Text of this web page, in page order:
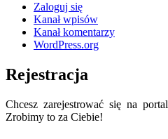
Zaloguj się
Kanał wpisów
Kanał komentarzy
WordPress.org
Rejestracja
Chcesz zarejestrować się na
Zrobimy to za Ciebie!